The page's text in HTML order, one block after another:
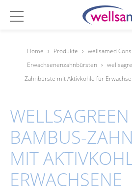
Home › Produkte › wellsamed
Erwachsenenzahnbürsten ›
Zahnbürste mit Aktivkohle für
WELLSAGREEN
BAMBUS-
MIT
ERWACHSENE